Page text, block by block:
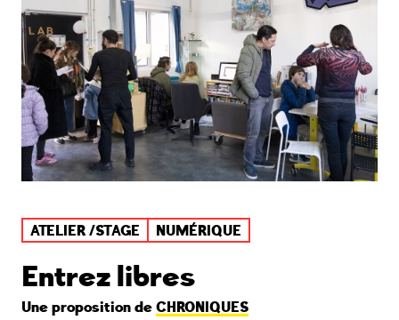
ATELIER /STAGE NUMÉRIQUE
Entrez libres
Une proposition de CHRONIQUES